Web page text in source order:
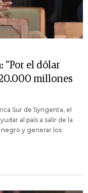
"Por el dólar
millones
Sur de Syngenta, el
al país a salir de la
negro y generar los